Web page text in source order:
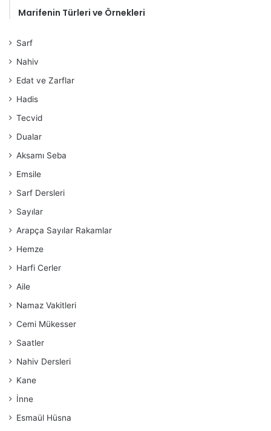
Marifenin Türleri ve Örnekleri
Sarf
Nahiv
Edat ve Zarflar
Hadis
Tecvid
Dualar
Aksamı Seba
Emsile
Sarf Dersleri
Sayılar
Arapça Sayılar Rakamlar
Hemze
Harfi Cerler
Aile
Namaz Vakitleri
Cemi Mükesser
Saatler
Nahiv Dersleri
Kane
İnne
Esmaül Hüsna